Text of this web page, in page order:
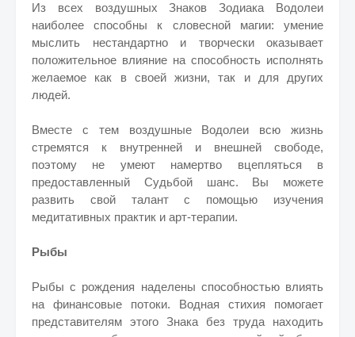
Из всех воздушных Знаков Зодиака Водолеи
наиболее способны к словесной магии: умение
мыслить нестандартно и творчески оказывает
положительное влияние на способность исполнять
желаемое как в своей жизни, так и для других
людей.
Вместе с тем воздушные Водолеи всю жизнь
стремятся к внутренней и внешней свободе,
поэтому не умеют намертво вцепляться в
предоставленный Судьбой шанс. Вы можете
развить свой талант с помощью изучения
медитативных практик и арт-терапии.
Рыбы
Рыбы с рождения наделены способностью влиять
на финансовые потоки. Водная стихия помогает
представителям этого Знака без труда находить